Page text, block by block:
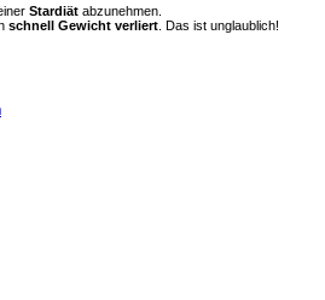
Stardiät abzunehmen.
schnell Gewicht verliert. Das ist unglaublich!